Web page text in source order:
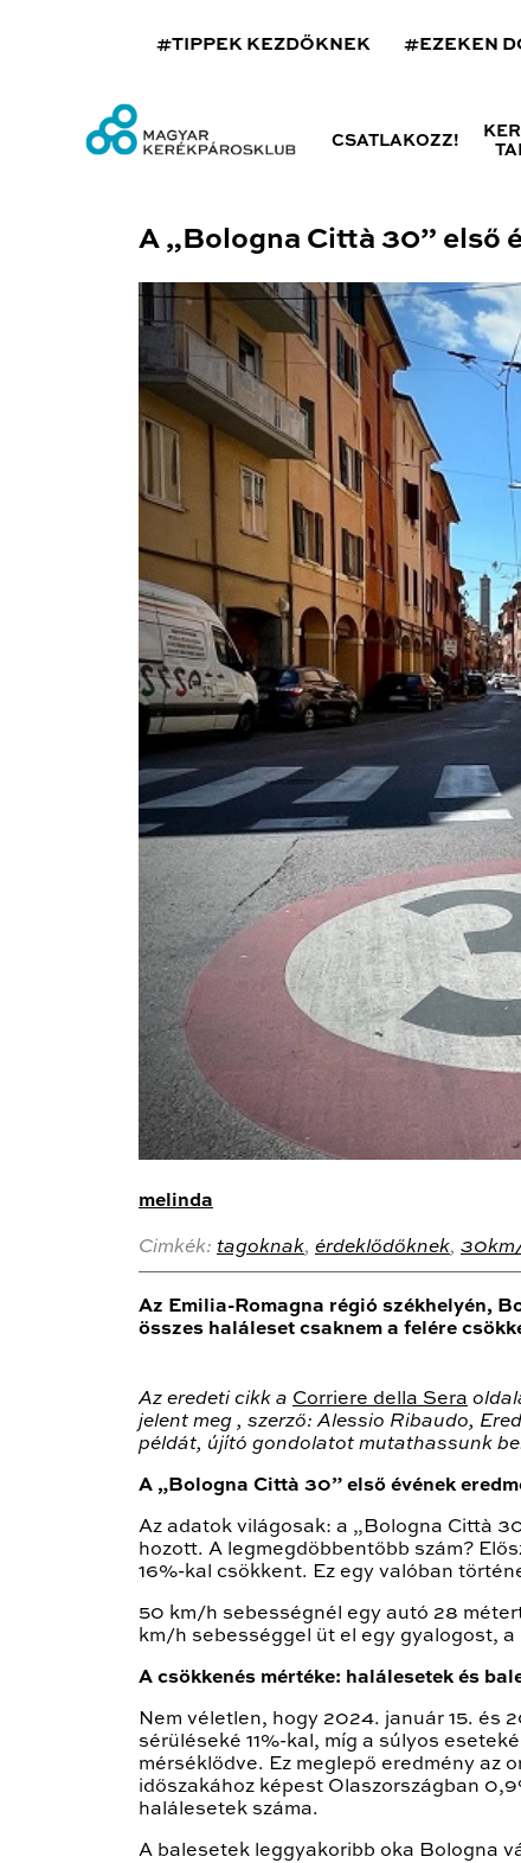
#TIPPEK KEZDŐKNEK #EZEKEN
CSATLAKOZZ!
A „Bologna Città 30” első
melinda
Cimkék: tagoknak, érdeklődőknek,
Az Emilia-Romagna régió székhelyén,
összes haláleset csaknem a felére
Az eredeti cikk a Corriere della Sera
jelent meg , szerző: Alessio Ribaudo,
példát, újító gondolatot mutathassunk
A „Bologna Città 30” első évének
Az adatok világosak: a „Bologna Città
hozott. A legmegdöbbentőbb szám?
16%-kal csökkent. Ez egy valóban
50 km/h sebességnél egy autó 28
km/h sebességgel üt el egy gyalogost,
A csökkenés mértéke: halálesetek és
Nem véletlen, hogy 2024. január 15. és
sérüléseké 11%-kal, míg a súlyos
mérséklődve. Ez meglepő eredmény az
időszakához képest Olaszországban
halálesetek száma.
A balesetek leggyakoribb oka Bologna